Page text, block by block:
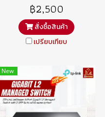
฿2,500
สั่งซื้อสินค้า
เปรียบเทียบ
New